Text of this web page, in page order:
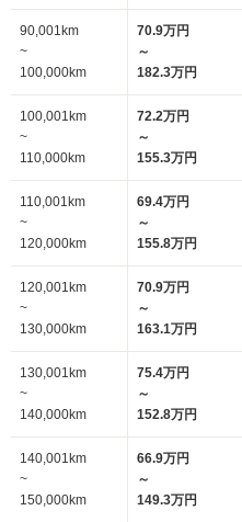
90,001km
~
100,000km
70.9万円
～
182.3万円
100,001km
~
110,000km
72.2万円
～
155.3万円
110,001km
~
120,000km
69.4万円
～
155.8万円
120,001km
~
130,000km
70.9万円
～
163.1万円
130,001km
~
140,000km
75.4万円
～
152.8万円
140,001km
~
150,000km
66.9万円
～
149.3万円